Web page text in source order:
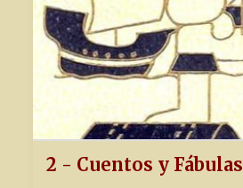
2 - Cuentos y Fábulas